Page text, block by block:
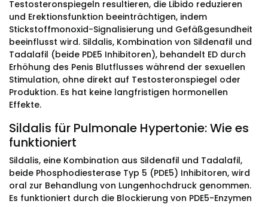
Testosteronspiegeln resultieren, die Libido reduzieren
und Erektionsfunktion beeinträchtigen, indem
Stickstoffmonoxid-Signalisierung und Gefäßgesundheit
beeinflusst wird. Sildalis, Kombination von Sildenafil und
Tadalafil (beide PDE5 Inhibitoren), behandelt ED durch
Erhöhung des Penis Blutflusses während der sexuellen
Stimulation, ohne direkt auf Testosteronspiegel oder
Produktion. Es hat keine langfristigen hormonellen
Effekte.
Sildalis für Pulmonale Hypertonie: Wie es
funktioniert
Sildalis, eine Kombination aus Sildenafil und Tadalafil,
beide Phosphodiesterase Typ 5 (PDE5) Inhibitoren, wird
oral zur Behandlung von Lungenhochdruck genommen.
Es funktioniert durch die Blockierung von PDE5-Enzymen